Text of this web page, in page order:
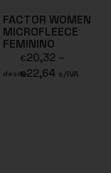
FACTOR WOMEN
MICROFLEECE
FEMININO
desde
€20,32 –
€22,64 s/IVA